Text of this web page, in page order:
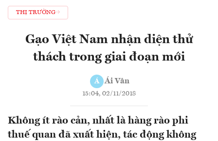
THỊ TRƯỜNG
Gạo Việt Nam nhận diện thử
thách trong giai đoạn mới
Á Ái Vân
15:04, 02/11/2018
Không ít rào cản, nhất là hàng rào phi
thuế quan đã xuất hiện, tác động không